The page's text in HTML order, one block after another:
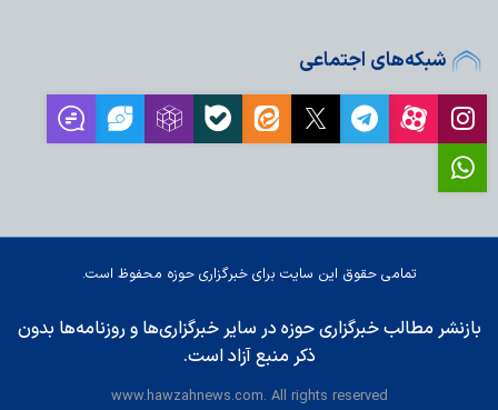
شبکه‌های اجتماعی
تمامی حقوق این سایت برای خبرگزاری حوزه محفوظ است.
بازنشر مطالب خبرگزاری حوزه در سایر خبرگزاری‌ها و روزنامه‌ها بدون
ذکر منبع آزاد است.
www.hawzahnews.com. All rights reserved